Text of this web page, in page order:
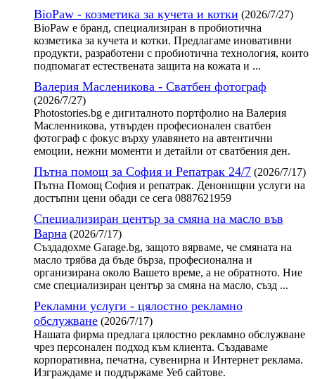
BioPaw - козметика за кучета и котки (2026/7/27)
BioPaw е бранд, специализиран в пробиотична
козметика за кучета и котки. Предлагаме иновативни
продукти, разработени с пробиотична технология, които
подпомагат естествената защита на кожата и ...
Валерия Масленикова - Сватбен фотограф
(2026/7/27)
Photostories.bg е дигиталното портфолио на Валерия
Масленникова, утвърден професионален сватбен
фотограф с фокус върху улавянето на автентични
емоции, нежни моменти и детайли от сватбения ден.
Пътна помощ за София и Репатрак 24/7 (2026/7/17)
Пътна Помощ София и репатрак. Денонищни услуги на
достъпни цени обади се сега 0887621959
Специализиран център за смяна на масло във
Варна (2026/7/17)
Създадохме Garage.bg, защото вярваме, че смяната на
масло трябва да бъде бърза, професионална и
организирана около Вашето време, а не обратното. Ние
сме специализиран център за смяна на масло, създ ...
Рекламни услуги - цялостно рекламно
обслужване (2026/7/17)
Нашата фирма предлага цялостно рекламно обслужване
чрез персонален подход към клиента. Създаваме
корпоративна, печатна, сувенирна и Интернет реклама.
Изграждаме и поддържаме Уеб сайтове.